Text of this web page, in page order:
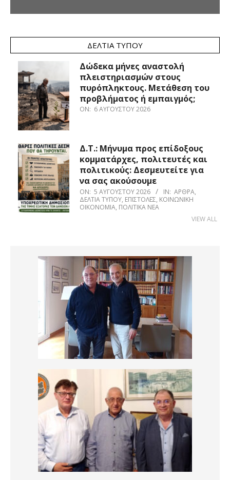
ΔΕΛΤΊΑ ΤΎΠΟΥ
Δώδεκα μήνες αναστολή
πλειστηριασμών στους
πυρόπληκτους. Μετάθεση του
προβλήματος ή εμπαιγμός;
ON: 6 ΑΥΓΟΎΣΤΟΥ 2026
Δ.Τ.: Μήνυμα προς επίδοξους
κομματάρχες, πολιτευτές και
πολιτικούς: Δεσμευτείτε για
να σας ακούσουμε
ON: 5 ΑΥΓΟΎΣΤΟΥ 2026 IN: ΆΡΘΡΑ,
ΔΕΛΤΊΑ ΤΎΠΟΥ, ΕΠΙΣΤΟΛΈΣ, ΚΟΙΝΩΝΙΚΉ
ΟΙΚΟΝΟΜΊΑ, ΠΟΛΙΤΙΚΆ ΝΈΑ
VIEW ALL